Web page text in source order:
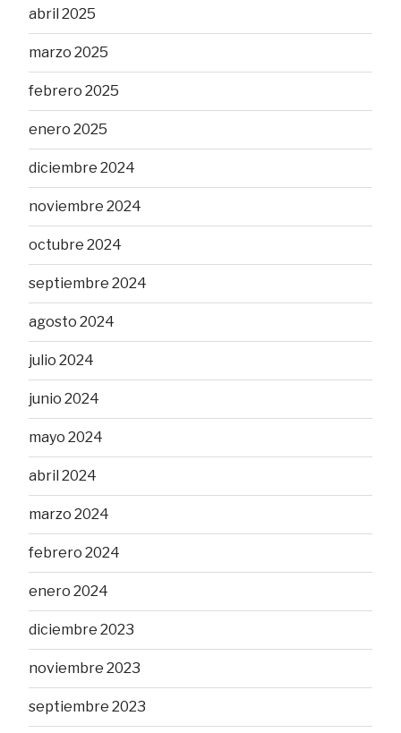
abril 2025
marzo 2025
febrero 2025
enero 2025
diciembre 2024
noviembre 2024
octubre 2024
septiembre 2024
agosto 2024
julio 2024
junio 2024
mayo 2024
abril 2024
marzo 2024
febrero 2024
enero 2024
diciembre 2023
noviembre 2023
septiembre 2023